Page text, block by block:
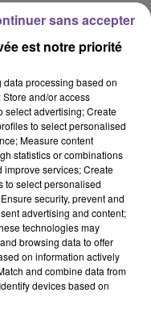
15h13
15h13
Slimane Et Claudio
Capéo
Chez Toi
15h03
15h03
est notre priorité
processing based on
and/or access
select advertising; Create
to select personalised
Measure content
statistics or combinations
improve services; Create
to select personalised
security, prevent and
advertising and content;
technologies may
browsing data to offer
on information actively
and combine data from
devices based on
sans accepter